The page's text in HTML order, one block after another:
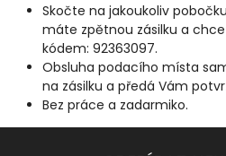
Skočte na jakoukoliv
máte zpětnou zásilku a
kódem: 92363097.
Obsluha podacího místa
na zásilku a předá Vám
Bez práce a zadarmiko.